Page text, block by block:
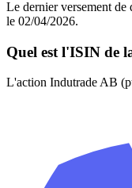
Le dernier versement
le 02/04/2026.
Quel est l'ISIN de
L'action Indutrade AB